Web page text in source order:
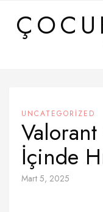
content
UNCATEGORIZED
İçinde
Mart 5, 2025